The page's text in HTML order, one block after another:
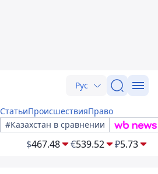
Рус
СтатьиПроисшествияПраво
#Казахстан в сравнении
$467.48 €539.52 ₽5.73